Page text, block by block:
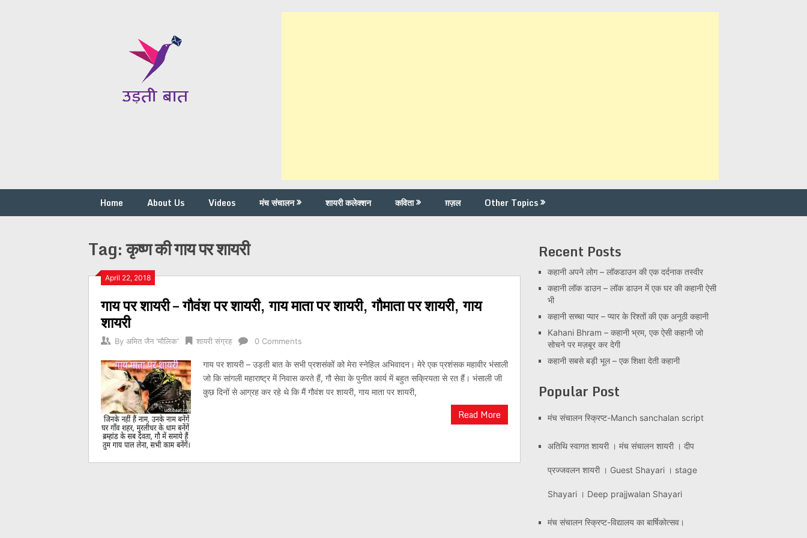
Home About Us Videos मंच संचालन शायरी कलेक्शन कविता ग़ज़ल Other Topics
Tag:कृष्ण की गाय पर शायरी
April 22, 2018
गाय पर शायरी – गौवंश पर शायरी, गाय माता पर शायरी, गौमाता पर शायरी, गाय
शायरी
By अमित जैन 'मौलिक' शायरी संग्रह 0 Comments
गाय पर शायरी – उड़ती बात के सभी प्रशसंकों को मेरा स्नेहिल अभिवादन। मेरे एक प्रशंसक महावीर भंसाली
जो कि सांगली महाराष्ट्र में निवास करते हैं, गौ सेवा के पुनीत कार्य में बहुत सक्रियता से रत हैं। भंसाली जी
कुछ दिनों से आग्रह कर रहे थे कि मैं गौवंश पर शायरी, गाय माता पर शायरी,
Read More
Posts
navigation
Recent Posts
कहानी अपने लोग – लॉकडाउन की एक दर्दनाक तस्वीर
कहानी लॉक डाउन – लॉक डाउन में एक घर की कहानी ऐसी
भी
कहानी सच्चा प्यार – प्यार के रिश्तों की एक अनूठी कहानी
Kahani Bhram – कहानी भ्रम, एक ऐसी कहानी जो
सोचने पर मज़बूर कर देगी
कहानी सबसे बड़ी भूल – एक शिक्षा देती कहानी
Popular Post
मंच संचालन स्क्रिप्ट-Manch sanchalan script
अतिथि स्वागत शायरी । मंच संचालन शायरी । दीप
प्रज्जवलन शायरी । Guest Shayari । stage
Shayari । Deep prajjwalan Shayari
मंच संचालन स्क्रिप्ट-विद्यालय का बार्षिकोत्सव।